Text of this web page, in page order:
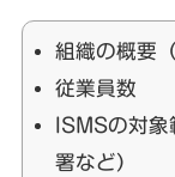
組織の概要
従業員数
ISMSの対
署など）